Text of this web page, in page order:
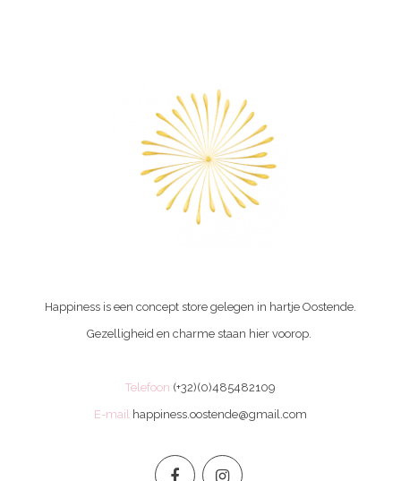
Happiness is een concept store gelegen in hartje Oostende.
Gezelligheid en charme staan hier voorop.
Telefoon (+32)(0)485482109
E-mail happiness.oostende@gmail.com